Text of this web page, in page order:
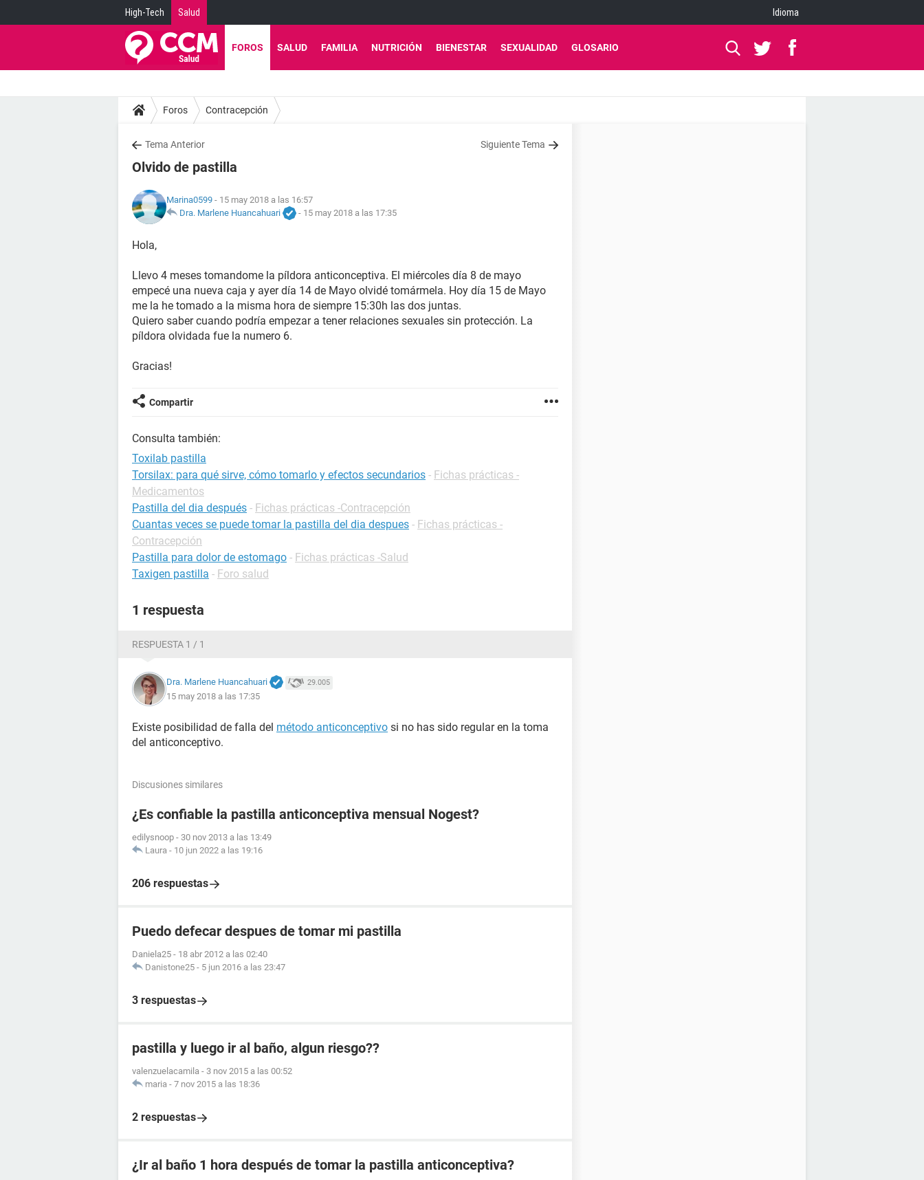
High-Tech Salud Idioma
FOROS SALUD FAMILIA NUTRICIÓN BIENESTAR SEXUALIDAD GLOSARIO
Foros Contracepción
Tema Anterior Siguiente Tema
Olvido de pastilla
Marina0599 - 15 may 2018 a las 16:57
Dra. Marlene Huancahuari
- 15 may 2018 a las 17:35
Hola,
Llevo 4 meses tomandome la píldora anticonceptiva. El miércoles día 8 de mayo
empecé una nueva caja y ayer día 14 de Mayo olvidé tomármela. Hoy día 15 de Mayo
me la he tomado a la misma hora de siempre 15:30h las dos juntas.
Quiero saber cuando podría empezar a tener relaciones sexuales sin protección. La
píldora olvidada fue la numero 6.
Gracias!
Compartir
Consulta también:
Toxilab pastilla
Torsilax: para qué sirve, cómo tomarlo y efectos secundarios - Fichas prácticas -
Medicamentos
Pastilla del dia después - Fichas prácticas -Contracepción
Cuantas veces se puede tomar la pastilla del dia despues - Fichas prácticas -
Contracepción
Pastilla para dolor de estomago - Fichas prácticas -Salud
Taxigen pastilla - Foro salud
1 respuesta
RESPUESTA 1 / 1
Dra. Marlene Huancahuari 29.005
15 may 2018 a las 17:35
Existe posibilidad de falla del método anticonceptivo si no has sido regular en la toma
del anticonceptivo.
Discusiones similares
¿Es confiable la pastilla anticonceptiva mensual Nogest?
edilysnoop - 30 nov 2013 a las 13:49
Laura - 10 jun 2022 a las 19:16
206 respuestas
Puedo defecar despues de tomar mi pastilla
Daniela25 - 18 abr 2012 a las 02:40
Danistone25 - 5 jun 2016 a las 23:47
3 respuestas
pastilla y luego ir al baño, algun riesgo??
valenzuelacamila - 3 nov 2015 a las 00:52
maria - 7 nov 2015 a las 18:36
2 respuestas
¿Ir al baño 1 hora después de tomar la pastilla anticonceptiva?